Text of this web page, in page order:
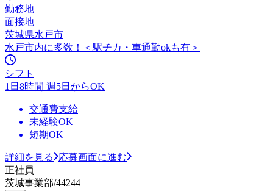
勤務地
面接地
茨城県水戸市
水戸市内に多数！＜駅チカ・車通勤okも有＞
シフト
1日8時間 週5日からOK
交通費支給
未経験OK
短期OK
詳細を見る
応募画面に進む
正社員
茨城事業部/44244